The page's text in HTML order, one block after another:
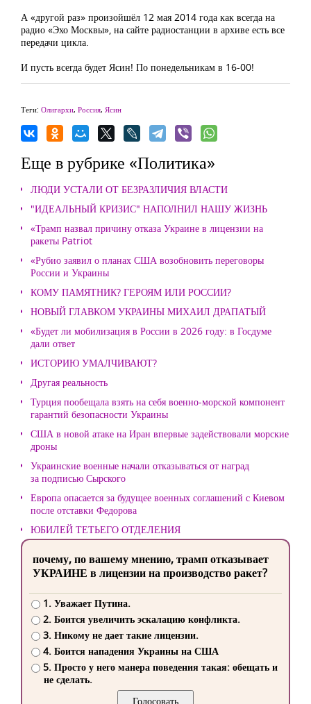
А «другой раз» произойшёл 12 мая 2014 года как всегда на
радио «Эхо Москвы», на сайте радиостанции в архиве есть все
передачи цикла.
И пусть всегда будет Ясин! По понедельникам в 16-00!
Теги: Олигархи, Россия, Ясин
Еще в рубрике «Политика»
ЛЮДИ УСТАЛИ ОТ БЕЗРАЗЛИЧИЯ ВЛАСТИ
"ИДЕАЛЬНЫЙ КРИЗИС" НАПОЛНИЛ НАШУ ЖИЗНЬ
«Трамп назвал причину отказа Украине в лицензии на
ракеты Patriot
«Рубио заявил о планах США возобновить переговоры
России и Украины
КОМУ ПАМЯТНИК? ГЕРОЯМ ИЛИ РОССИИ?
НОВЫЙ ГЛАВКОМ УКРАИНЫ МИХАИЛ ДРАПАТЫЙ
«Будет ли мобилизация в России в 2026 году: в Госдуме
дали ответ
ИСТОРИЮ УМАЛЧИВАЮТ?
Другая реальность
Турция пообещала взять на себя военно-морской компонент
гарантий безопасности Украины
США в новой атаке на Иран впервые задействовали морские
дроны
Украинские военные начали отказываться от наград
за подписью Сырского
Европа опасается за будущее военных соглашений с Киевом
после отставки Федорова
ЮБИЛЕЙ ТЕТЬЕГО ОТДЕЛЕНИЯ
почему, по вашему мнению, трамп отказывает
УКРАИНЕ в лицензии на производство ракет?
1. Уважает Путина.
2. Боится увеличить эскалацию конфликта.
3. Никому не дает такие лицензии.
4. Боится нападения Украины на США
5. Просто у него манера поведения такая: обещать и
не сделать.